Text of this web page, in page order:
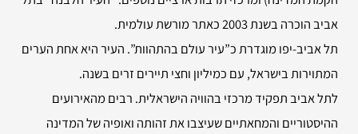
אביב הוכרה בשנת 2003 כאתר מורשת עולמית.
תל אביב-יפו מוגדרת כ”עיר עולם בהתהוות”. העיר היא אחת הערים
המתוירות בישראל, עם כמיליון וחצי תיירים זרים בשנה.
לתל אביב תפקיד מרכזי בהוויה הישראלית. רבים מהאירועים
ההיסטוריים והמחאתיים שעיצבו את זהותה ואופיה של המדינה